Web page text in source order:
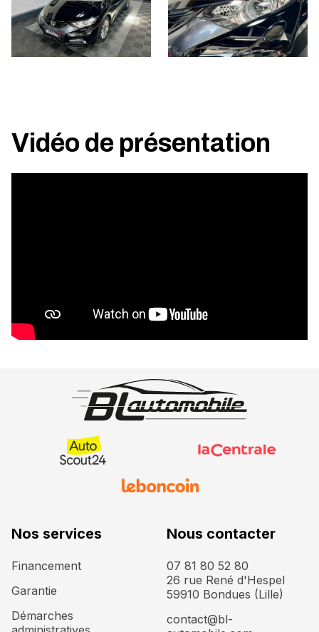
Vidéo de présentation
Nous contacter
07 81 80 52 80
26 rue René d'Hespel
59910 Bondues (Lille)
contact@bl-
Nos services
Financement
Garantie
Démarches